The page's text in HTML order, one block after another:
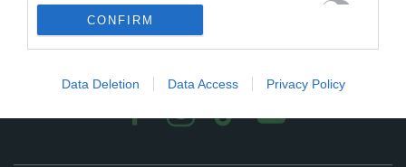
I want to allow my user data to be sent to
Google for online advertising purposes.
personalized advertising.
I want to allow Google to enable storage
CONFIRM
Data Deletion Data Access Privacy Policy